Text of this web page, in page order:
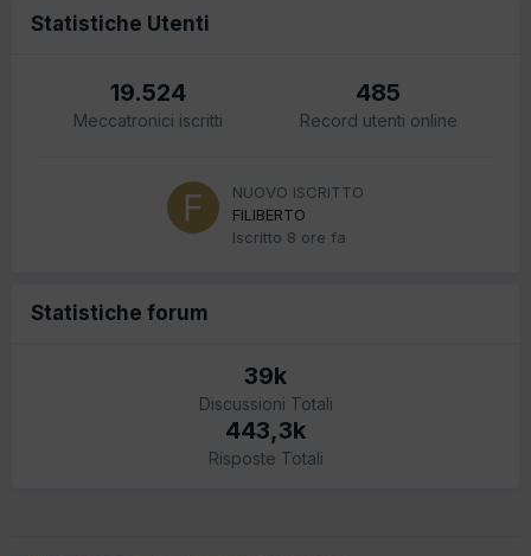
Statistiche Utenti
19.524
Meccatronici iscritti
485
Record utenti online
NUOVO ISCRITTO
FILIBERTO
Iscritto 8 ore fa
Statistiche forum
39k
Discussioni Totali
443,3k
Risposte Totali